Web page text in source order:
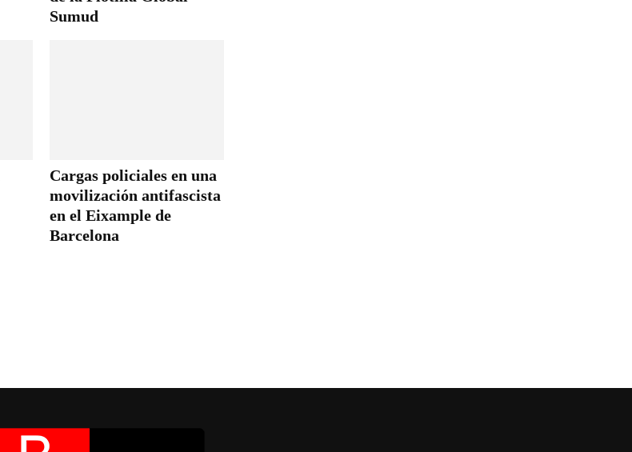
Sumud
Cargas policiales en una
movilización antifascista
en el Eixample de
Barcelona